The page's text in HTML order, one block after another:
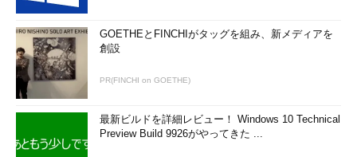
GOETHEとFINCHIがタッグを組み、新メディアを
創設
PR(FINCHI on GOETHE)
最新ビルドを詳細レビュー！ Windows 10 Technical
Preview Build 9926がやってきた ...